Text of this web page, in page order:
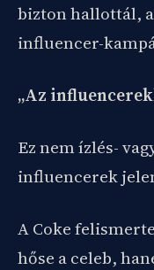
bizton hallottál,
influencer-
„Az
Ez nem ízlés-
influencerek
A Coke
hőse a celeb,